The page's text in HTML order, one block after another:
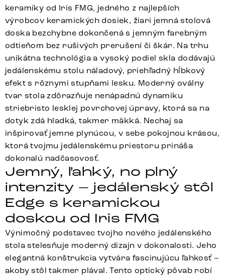
keramiky od Iris FMG, jedného z najlepších
výrobcov keramických dosiek, žiari jemná stolová
doska bezchybne dokončená s jemným farebným
odtieňom bez rušivých prerušení či škár. Na trhu
unikátna technológia a vysoký podiel skla dodávajú
jedálenskému stolu náladový, priehľadný hĺbkový
efekt s rôznymi stupňami lesku. Moderný oválny
tvar stola zdôrazňuje nenápadnú dynamiku
striebristo lesklej povrchovej úpravy, ktorá sa na
dotyk zdá hladká, takmer mäkká. Nechaj sa
inšpirovať jemne plynúcou, v sebe pokojnou krásou,
ktorá tvojmu jedálenskému priestoru prináša
dokonalú nadčasovosť.
Jemný, ľahký, no plný
intenzity – jedálenský stôl
Edge s keramickou
doskou od Iris FMG
Výnimočný podstavec tvojho nového jedálenského
stola stelesňuje moderný dizajn v dokonalosti. Jeho
elegantná konštrukcia vytvára fascinujúcu ľahkosť –
akoby stôl takmer plával. Tento optický pôvab robí